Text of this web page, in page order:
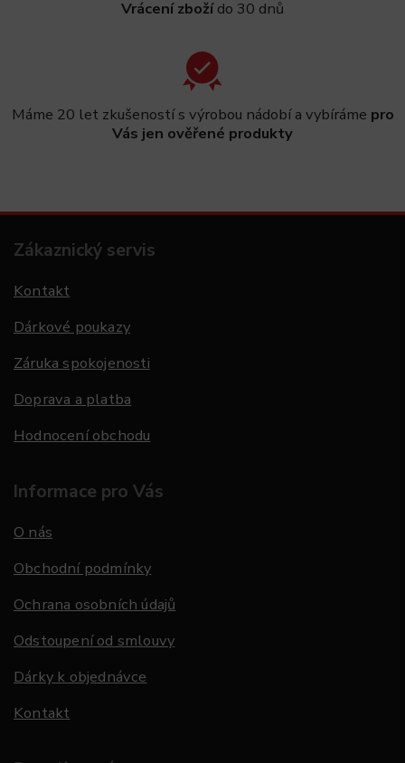
Vrácení zbožído 30 dnů
Máme 20 let zkušeností s výrobou nádobí a vybíráme pro
Vás jen ověřené produkty
Zákaznický servis
Kontakt
Dárkové poukazy
Záruka spokojenosti
Doprava a platba
Hodnocení obchodu
Informace pro Vás
O nás
Obchodní podmínky
Ochrana osobních údajů
Odstoupení od smlouvy
Dárky k objednávce
Kontakt